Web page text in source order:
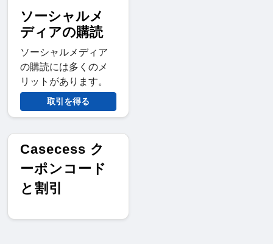
ソーシャルメ
ディアの購読
ソーシャルメディア
の購読には多くのメ
リットがあります。
取引を得る
Casecess ク
ーポンコード
と割引